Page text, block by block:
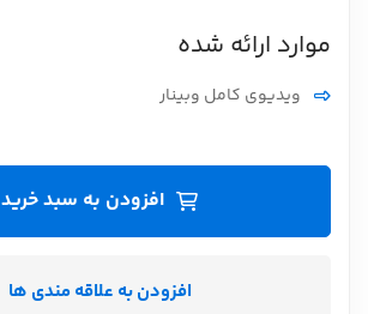
موارد ارائه شده
ویدیوی کامل وبینار
افزودن به سبد خرید
افزودن به علاقه مندی ها